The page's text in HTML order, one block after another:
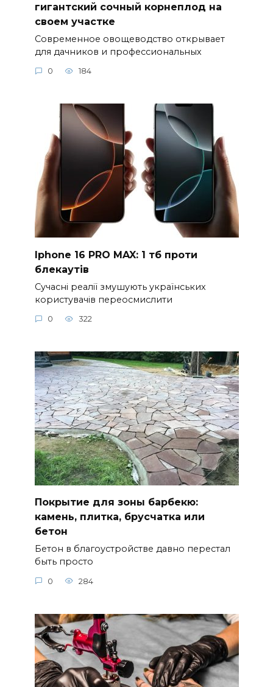
гигантский сочный корнеплод на
своем участке
Современное овощеводство открывает
для дачников и профессиональных
0 184
Iphone 16 PRO MAX: 1 тб проти
блекаутів
Сучасні реалії змушують українських
користувачів переосмислити
0 322
Покрытие для зоны барбекю:
камень, плитка, брусчатка или
бетон
Бетон в благоустройстве давно перестал
быть просто
0 284